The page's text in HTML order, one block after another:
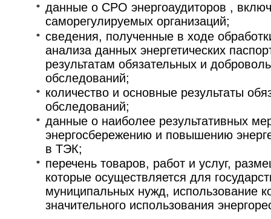
данные о СРО энергоаудиторов ,
саморегулируемых организаций;
сведения, полученные в ходе
анализа данных энергетических
результатам обязательных и
обследований;
количество и основные результаты
обследований;
данные о наиболее результативных
энергосбережению и повышению
в ТЭК;
перечень товаров, работ и услуг,
которые осуществляется для
муниципальных нужд, использование
значительного использования